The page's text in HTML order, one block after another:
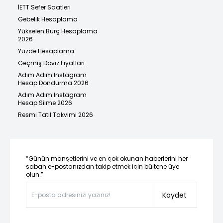
İETT Sefer Saatleri
Gebelik Hesaplama
Yükselen Burç Hesaplama
2026
Yüzde Hesaplama
Geçmiş Döviz Fiyatları
Adım Adım Instagram
Hesap Dondurma 2026
Adım Adım Instagram
Hesap Silme 2026
Resmi Tatil Takvimi 2026
“Günün manşetlerini ve en çok okunan haberlerini her
sabah e-postanızdan takip etmek için bültene üye
olun.”
Kaydet